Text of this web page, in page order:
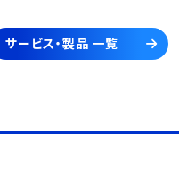
サービス・製品 一覧